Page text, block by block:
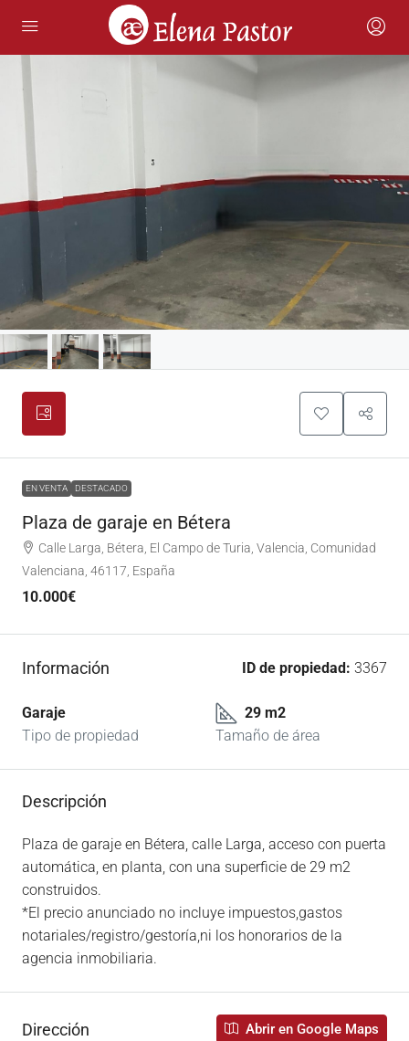
EN VENTA DESTACADO
Plaza de garaje en Bétera
Calle Larga, Bétera, El Campo de Turia, Valencia, Comunidad
Valenciana, 46117, España
10.000€
Información ID de propiedad: 3367
Garaje
Tipo de propiedad
29 m2
Tamaño de área
Descripción
Plaza de garaje en Bétera, calle Larga, acceso con puerta
automática, en planta, con una superficie de 29 m2
construidos.
*El precio anunciado no incluye impuestos,gastos
notariales/registro/gestoría,ni los honorarios de la
agencia inmobiliaria.
Dirección Abrir en Google Maps